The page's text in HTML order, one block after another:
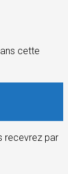
cette
recevrez par